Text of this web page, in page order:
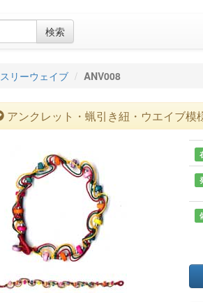
検索
スリーウェイブ ANV008
アンクレット・蝋引き紐・ウエイブ模